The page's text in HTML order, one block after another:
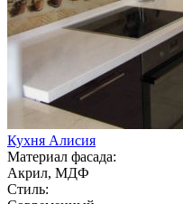
Кухня Алисия
Материал фасада:
Акрил, МДФ
Стиль: